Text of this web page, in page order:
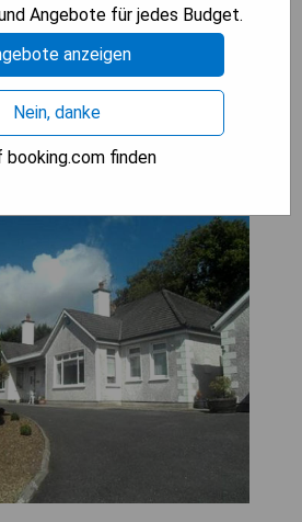
wie Kilkenny Castle
ANGEBOT
Angebote für jedes Budget.
anzeigen
Nein, danke
booking.com finden